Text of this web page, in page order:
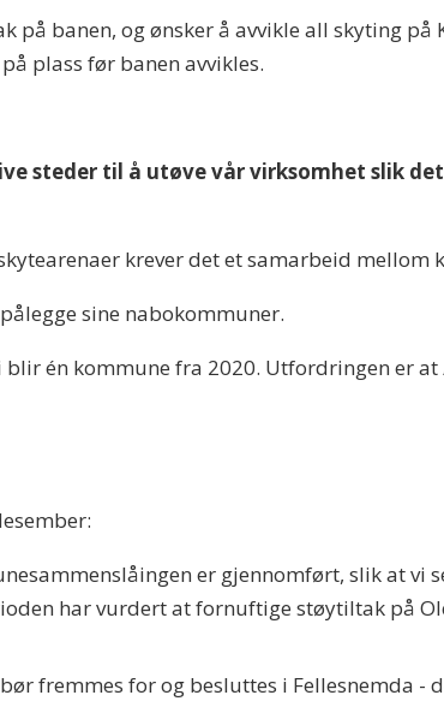
banen, og ønsker å avvikle all skyting på
plass før banen avvikles.
steder til å utøve vår virksomhet slik
krever det et samarbeid mellom
sine nabokommuner.
én kommune fra 2020. Utfordringen er
er gjennomført, slik at vi
har vurdert at fornuftige støytiltak på
fremmes for og besluttes i Fellesnemda -